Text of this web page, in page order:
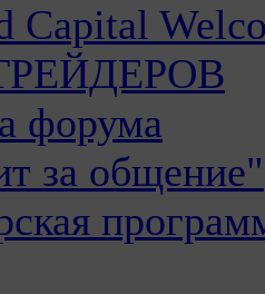
Capital
форума
за общение"